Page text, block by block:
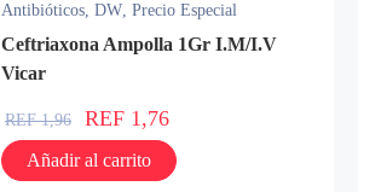
Antibióticos, DW, Precio Especial
Ceftriaxona Ampolla 1Gr I.M/I.V
Vicar
REF1,96 REF 1,76
Añadir al carrito